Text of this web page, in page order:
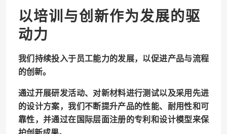
以培训与创新作为发展的驱
动力
我们持续投入于员工能力的发展，以促进产品与流程
的创新。
通过开展研发活动、对新材料进行测试以及采用先进
的设计方案，我们不断提升产品的性能、耐用性和可
靠性，并通过在国际层面注册的专利和设计模型来保